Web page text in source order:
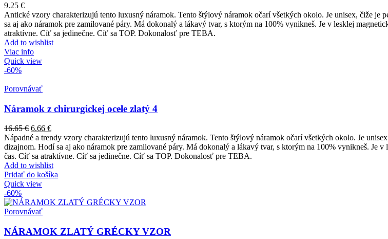
9.25 €
Antické vzory charakterizujú tento luxusný náramok. Tento štýlový náramok očarí všetkých okolo. Je unisex, čiže
sa aj ako náramok pre zamilované páry. Má dokonalý a lákavý tvar, s ktorým na 100% vynikneš. Je v lesklej
atraktívne. Cíť sa jedinečne. Cíť sa TOP. Dokonalosť pre TEBA.
Add to wishlist
Viac info
Quick view
-60%
Porovnávať
Náramok z chirurgickej ocele zlatý 4
16.65€ 6.66 €
Nápadné a trendy vzory charakterizujú tento luxusný náramok. Tento štýlový náramok očarí všetkých okolo. Je
dizajnom. Hodí sa aj ako náramok pre zamilované páry. Má dokonalý a lákavý tvar, s ktorým na 100% vynikneš.
čas. Cíť sa atraktívne. Cíť sa jedinečne. Cíť sa TOP. Dokonalosť pre TEBA.
Add to wishlist
Pridať do košíka
Quick view
-60%
Porovnávať
NÁRAMOK ZLATÝ GRÉCKY VZOR